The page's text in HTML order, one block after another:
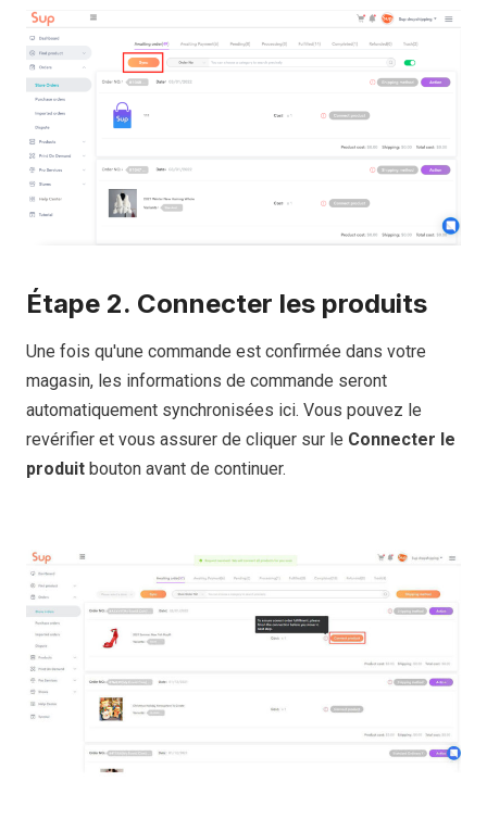
Étape 2. Connecter les produits
Une fois qu'une commande est confirmée dans votre
magasin, les informations de commande seront
automatiquement synchronisées ici. Vous pouvez le
revérifier et vous assurer de cliquer sur le Connecter le
produit bouton avant de continuer.